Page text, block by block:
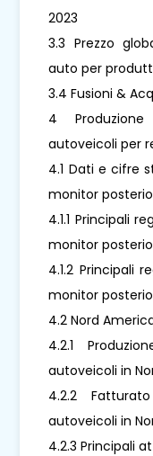
2023
3.3 Prezzo
auto per
3.4 Fusioni &
4
autoveicoli per
4.1 Dati e cifre
monitor
4.1.1 Principali
monitor
4.1.2 Principali
monitor
4.2 Nord
4.2.1
autoveicoli in
4.2.2
autoveicoli in
4.2.3 Principali